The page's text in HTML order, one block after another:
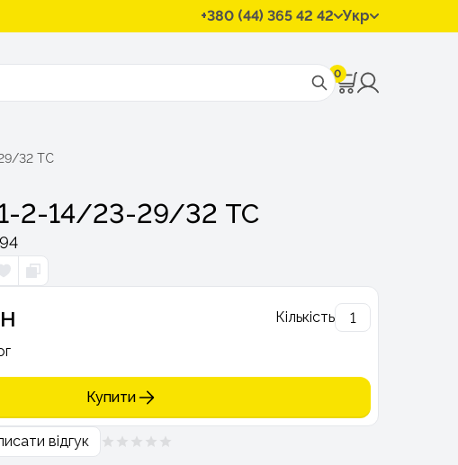
+380 (44) 365 42 42 Укр
0
32 ТС
2-14/23-29/32 ТС
Кількість
Купити
відгук